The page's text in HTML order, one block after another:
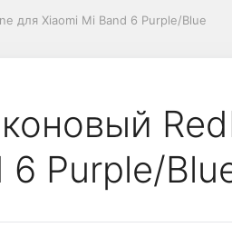
для Xiaomi Mi Band 6 Purple/Blue
6 Purple/